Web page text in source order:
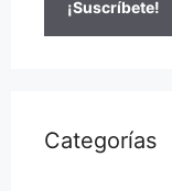
Categorías